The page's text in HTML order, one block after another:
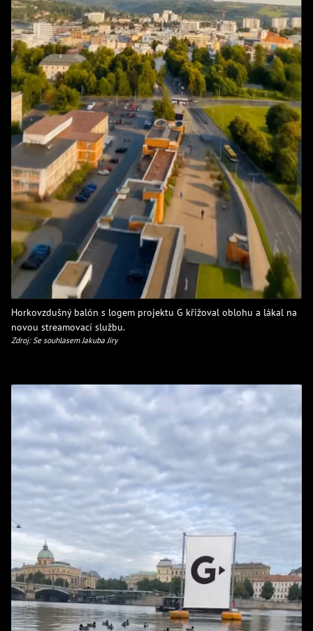
Horkovzdušný balón s logem projektu G křižoval oblohu a lákal na
novou streamovací službu.
Zdroj: Se souhlasem Jakuba Jíry